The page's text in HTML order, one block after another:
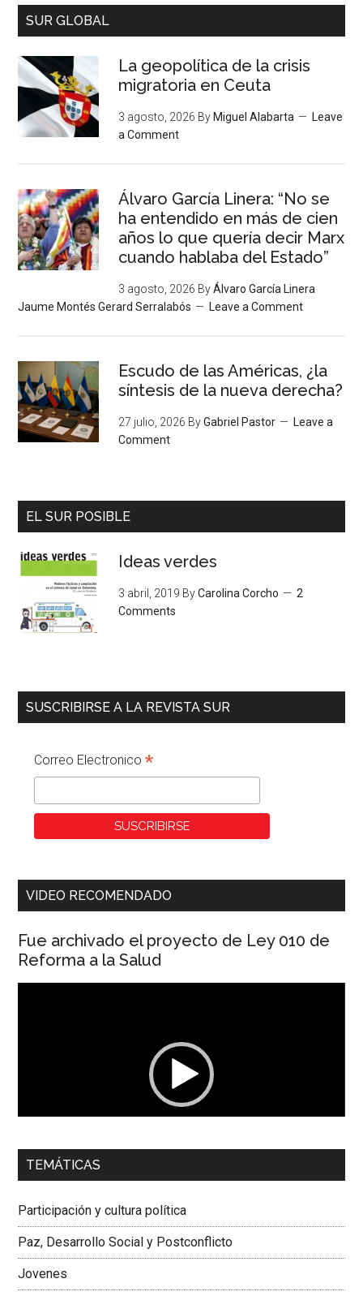
SUR GLOBAL
La geopolítica de la crisis
migratoria en Ceuta
3 agosto, 2026 By Miguel Alabarta
Leave
a Comment
Álvaro García Linera: “No se
ha entendido en más de cien
años lo que quería decir Marx
cuando hablaba del Estado”
3 agosto, 2026 ByÁlvaro García Linera
Jaume Montés Gerard Serralabós
Leave a Comment
Escudo de las Américas, ¿la
síntesis de la nueva derecha?
27 julio, 2026 ByGabriel Pastor
Leave a
Comment
EL SUR POSIBLE
Ideas verdes
3 abril, 2019 ByCarolina Corcho
2
Comments
SUSCRIBIRSE A LA REVISTA SUR
Correo Electronico*
VIDEO RECOMENDADO
Fue archivado el proyecto de Ley 010 de
Reforma a la Salud
00:00 01:04
Dra. Carolina Corcho Mejía,Presidenta Corporación
Colombiana
TEMÁTICAS
Participación y cultura política
Paz, Desarrollo Social y Postconflicto
Jovenes